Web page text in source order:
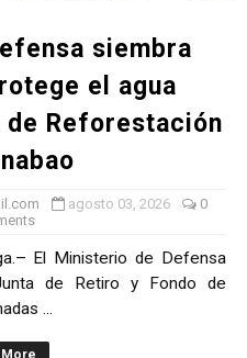
siembra
el agua
de Reforestación
agosto 03, 2026
0
El Ministerio de Defensa
de Retiro y Fondo de
...
More